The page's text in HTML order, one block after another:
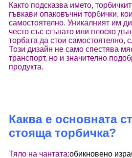
Както подсказва името,
гъвкави опаковъчни торбички,
самостоятелно. Уникалният им
често със сгънато или плоско
торбата да стои самостоятелно,
Този дизайн не само спестява
транспорт, но и значително
продукта.
Каква е основната
стояща торбичка?
Тяло на чантата:обикновено